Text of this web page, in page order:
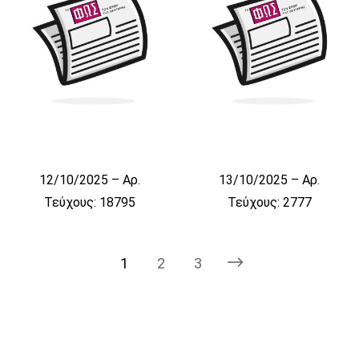
12/10/2025 – Αρ.
Τεύχους: 18795
13/10/2025 – Αρ.
Τεύχους: 2777
1 2 3